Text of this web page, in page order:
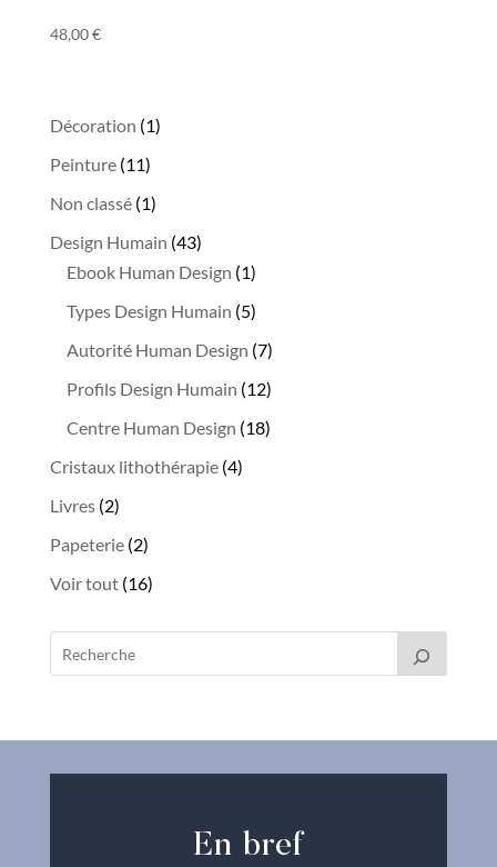
48,00€
Décoration 11
Peinture 1111
produits
Non classé 11
produit
Design Humain 4343
produits
Ebook Human Design 11
produit
Types Design Humain 55
produits
Autorité Human Design 77
produits
Profils Design Humain 1212
produits
Centre Human Design 1818
Cristaux lithothérapie 44
Livres 22
produits
Papeterie 22
produits
Voir tout 1616
En bref